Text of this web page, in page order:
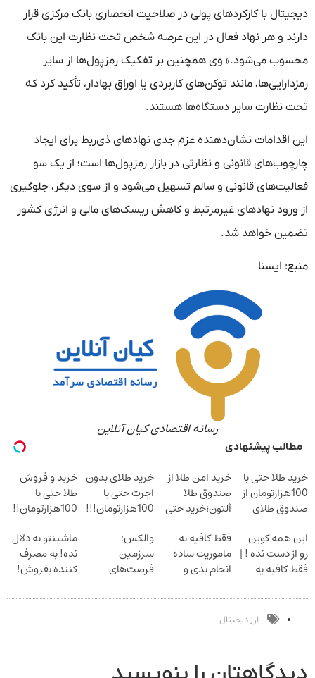
دیجیتال با کارکردهای پولی در صلاحیت انحصاری بانک مرکزی قرار
دارند و هر نهاد فعال در این عرصه شخص تحت نظارت این بانک
محسوب می‌شود.» وی همچنین بر تفکیک رمزپول‌ها از سایر
رمزدارایی‌ها، مانند توکن‌های کاربردی یا اوراق بهادار، تأکید کرد که
تحت نظارت سایر دستگاه‌ها هستند.
این اقدامات نشان‌دهنده عزم جدی نهادهای ذی‌ربط برای ایجاد
چارچوب‌های قانونی و نظارتی در بازار رمزپول‌ها است؛ از یک سو
فعالیت‌های قانونی و سالم تسهیل می‌شود و از سوی دیگر، جلوگیری
از ورود نهادهای غیرمرتبط و کاهش ریسک‌های مالی و انرژی کشور
تضمین خواهد شد.
منبع: ایسنا
رسانه اقتصادی کیان آنلاین
مطالب پیشنهادی
خرید طلا حتی با
100هزارتومان از
صندوق طلای
خرید امن طلا از
صندوق طلا
آلتون؛خرید حتی
خرید طلای بدون
اجرت حتی با
100هزارتومان!!!
طلای آلتون
خرید و فروش
طلا حتی با
100هزارتومان!!
رایگان
این همه کوین
رو از دست نده ! |
فقط کافیه یه
انجام بدی
فقط کافیه یه
ماموریت ساده
انجام بدی و
ببری !
والکس:
سرزمین
فرصت‌های
دیجیتال شما
ماشینتو به دلال
نده! به مصرف
کننده بفروش!
یک تماس
ارز دیجیتال